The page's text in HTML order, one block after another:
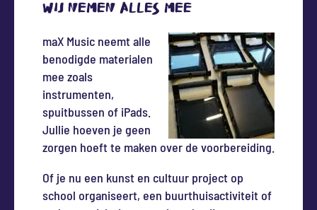
Wij nemen alles mee
maX Music neemt alle
benodigde materialen
mee zoals
instrumenten,
spuitbussen of iPads.
Jullie hoeven je geen
zorgen hoeft te maken over de voorbereiding.
Of je nu een kunst en cultuur project op
school organiseert, een buurthuisactiviteit of